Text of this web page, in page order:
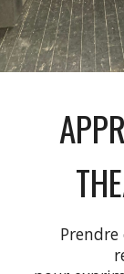
Prendre